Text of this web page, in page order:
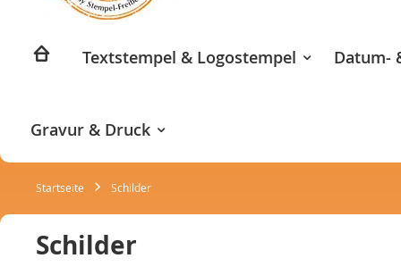
Textstempel & Logostempel Datum-
Gravur & Druck
Startseite Schilder
Schilder